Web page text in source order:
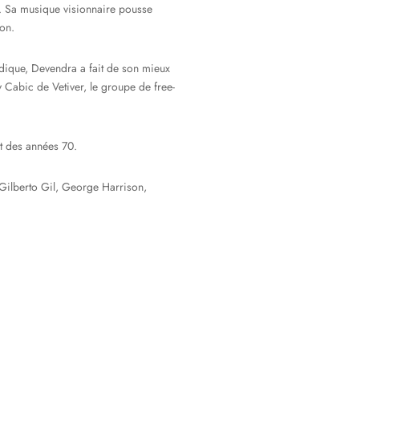
musique visionnaire pousse
Devendra a fait de son mieux
Cabic de Vetiver, le groupe de free-
des années 70.
Gil, George Harrison,